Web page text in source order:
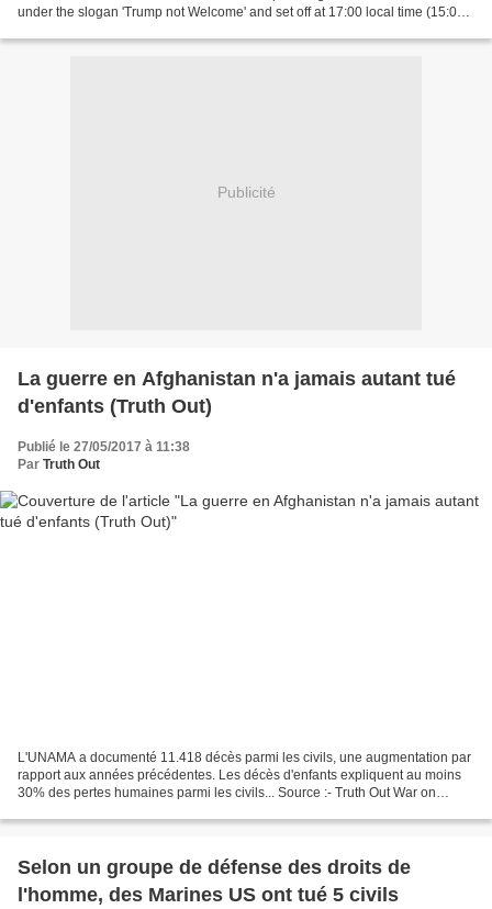
under the slogan 'Trump not Welcome' and set off at 17:00 local time (15:00
Publicité
La guerre en Afghanistan n'a jamais autant tué
d'enfants (Truth Out)
Publié le 27/05/2017 à 11:38
Par Truth Out
L'UNAMA a documenté 11.418 décès parmi les civils, une augmentation par
rapport aux années précédentes. Les décès d'enfants expliquent au moins
30% des pertes humaines parmi les civils... Source :- Truth Out War on
Selon un groupe de défense des droits de
l'homme, des Marines US ont tué 5 civils